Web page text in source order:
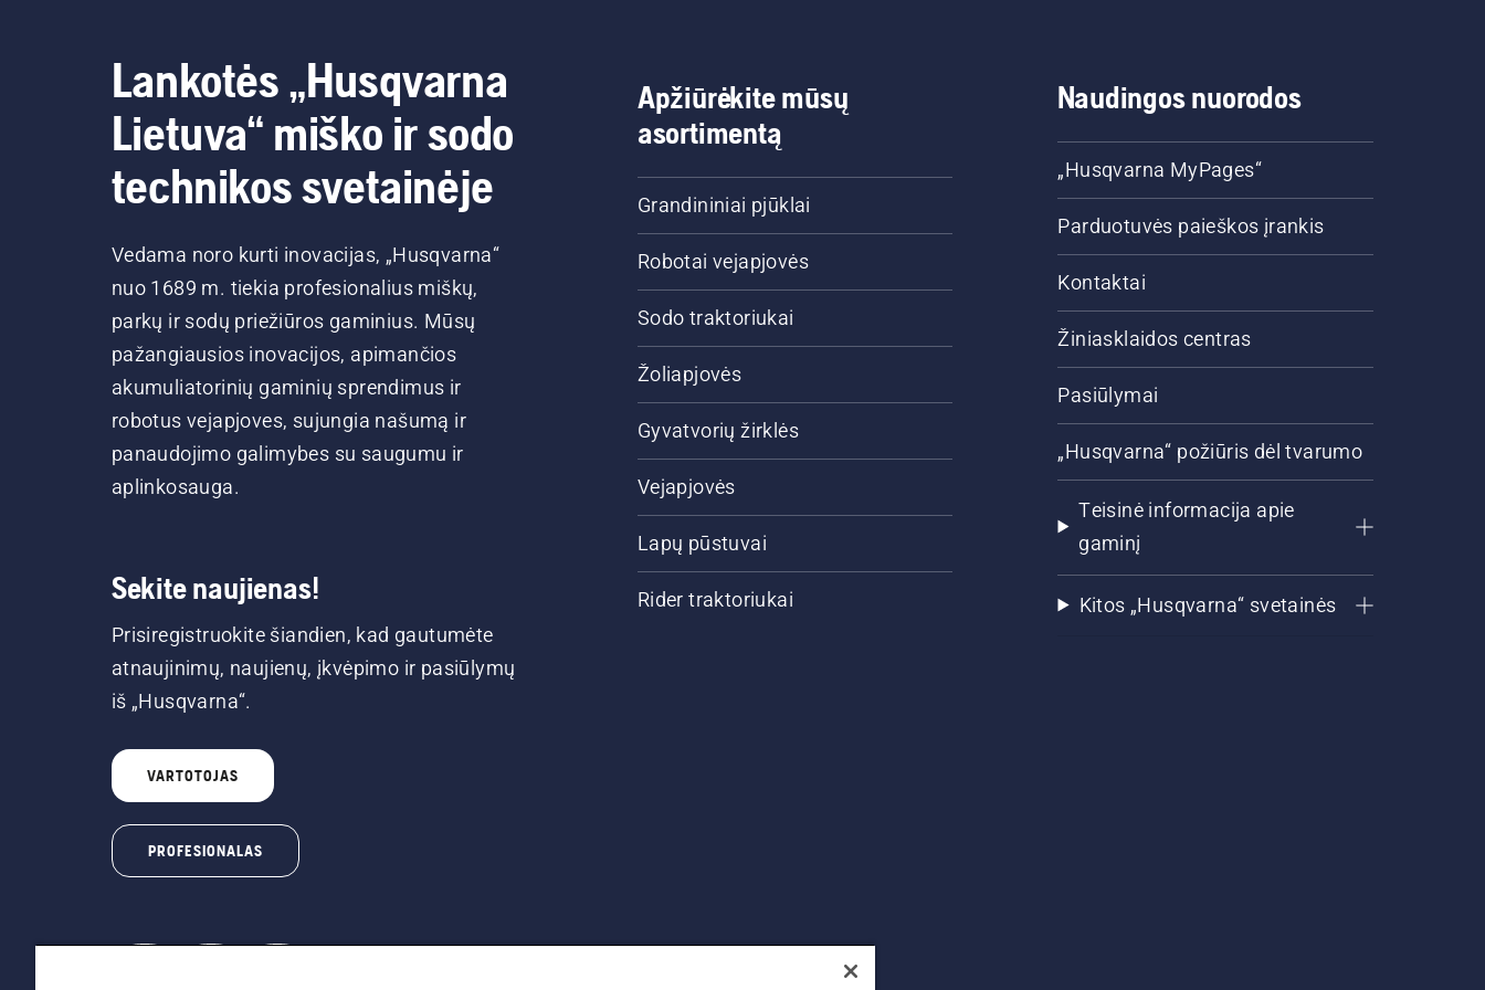
kamieno. Ant kamieno
užtiškusi alyva nurodys, kad
tepimo sistema veikia
Lankotės „Husqvarna
Lietuva“ miško ir sodo
technikos svetainėje
Vedama noro kurti inovacijas, „Husqvarna“
nuo 1689 m. tiekia profesionalius miškų,
parkų ir sodų priežiūros gaminius. Mūsų
pažangiausios inovacijos, apimančios
akumuliatorinių gaminių sprendimus ir
robotus vejapjoves, sujungia našumą ir
panaudojimo galimybes su saugumu ir
aplinkosauga.
Sekite naujienas!
Prisiregistruokite šiandien, kad gautumėte
atnaujinimų, naujienų, įkvėpimo ir pasiūlymų
iš „Husqvarna“.
VARTOTOJAS
PROFESIONALAS
Apžiūrėkite mūsų
asortimentą
Grandininiai pjūklai
Robotai vejapjovės
Sodo traktoriukai
Žoliapjovės
Gyvatvorių žirklės
Vejapjovės
Lapų pūstuvai
Rider traktoriukai
Naudingos nuorodos
„Husqvarna MyPages“
Parduotuvės paieškos įrankis
Kontaktai
Žiniasklaidos centras
Pasiūlymai
„Husqvarna“ požiūris dėl tvarumo
Teisinė informacija apie
gaminį
Kitos „Husqvarna“ svetainės